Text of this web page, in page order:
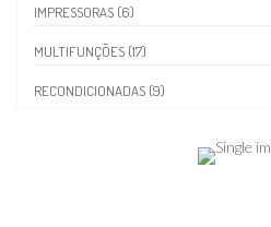
IMPRESSORAS (6)
MULTIFUNÇÕES (17)
RECONDICIONADAS (9)